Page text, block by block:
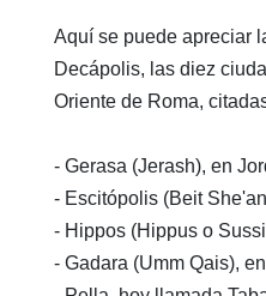
Aquí se puede apreciar
Decápolis, las diez
Oriente de Roma,
- Gerasa (Jerash), en
- Escitópolis (Beit
- Hippos (Hippus o
- Gadara (Umm Qais),